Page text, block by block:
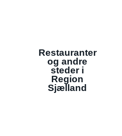
Restauranter
og andre
steder i
Region
Sjælland